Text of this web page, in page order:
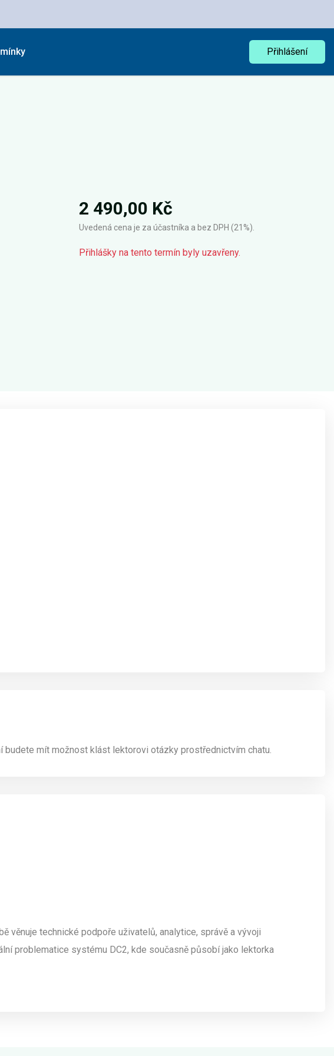
Přihlášení
2 490,00 Kč
Uvedená cena je za účastníka a bez DPH (21%).
Přihlášky na tento termín byly uzavřeny.
budete mít možnost klást lektorovi otázky prostřednictvím chatu.
technické podpoře uživatelů, analytice, správě a vývoji
problematice systému DC2, kde současně působí jako lektorka